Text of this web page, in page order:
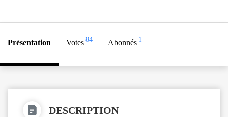
Présentation Votes 84 Abonnés 1
DESCRIPTION